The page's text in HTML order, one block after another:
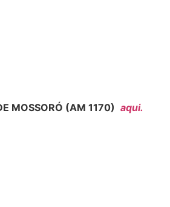
MOSSORÓ (AM 1170) aqui.